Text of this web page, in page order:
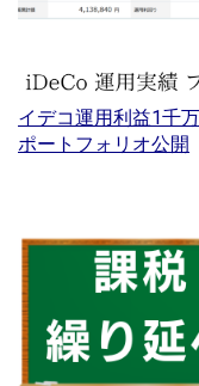
イデコ運用利益1千万
ポートフォリオ公開